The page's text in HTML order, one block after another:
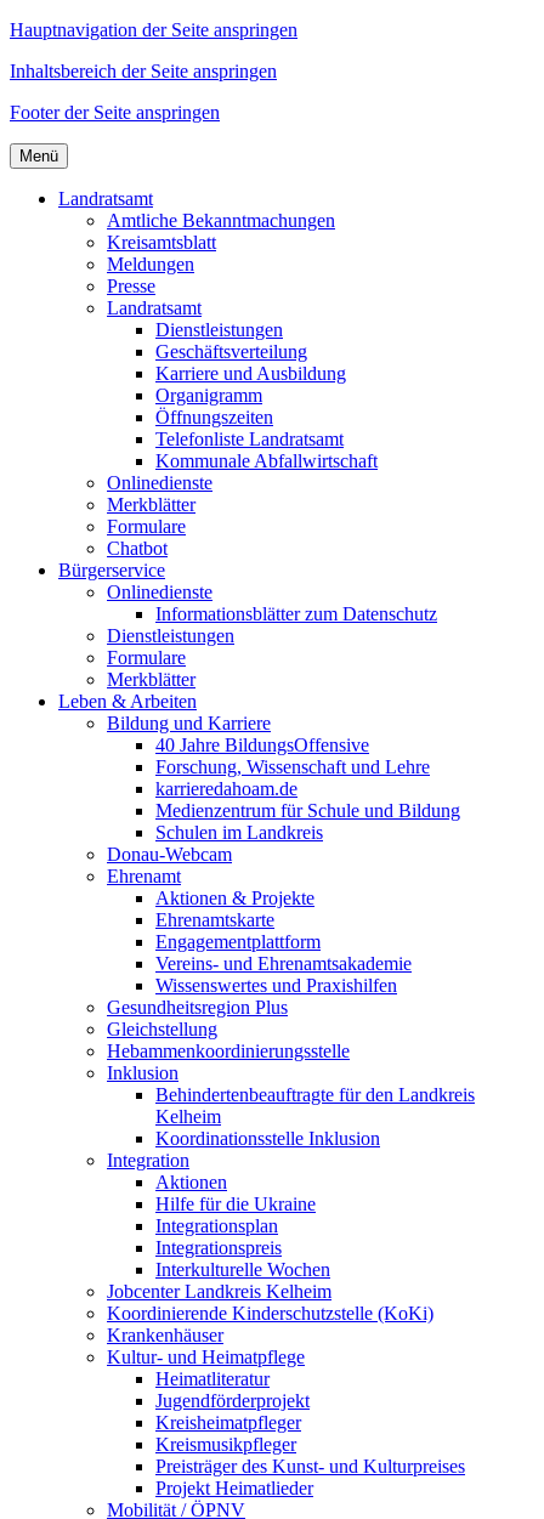
Hauptnavigation der Seite anspringen
Inhaltsbereich der Seite anspringen
Footer der Seite anspringen
Menü
Landratsamt
Amtliche Bekanntmachungen
Kreisamtsblatt
Meldungen
Presse
Landratsamt
Dienstleistungen
Geschäftsverteilung
Karriere und Ausbildung
Organigramm
Öffnungszeiten
Telefonliste Landratsamt
Kommunale Abfallwirtschaft
Onlinedienste
Merkblätter
Formulare
Chatbot
Bürgerservice
Onlinedienste
Informationsblätter zum Datenschutz
Dienstleistungen
Formulare
Merkblätter
Leben & Arbeiten
Bildung und Karriere
40 Jahre BildungsOffensive
Forschung, Wissenschaft und Lehre
karrieredahoam.de
Medienzentrum für Schule und Bildung
Schulen im Landkreis
Donau-Webcam
Ehrenamt
Aktionen & Projekte
Ehrenamtskarte
Engagementplattform
Vereins- und Ehrenamtsakademie
Wissenswertes und Praxishilfen
Gesundheitsregion Plus
Gleichstellung
Hebammenkoordinierungsstelle
Inklusion
Behindertenbeauftragte für den Landkreis
Kelheim
Koordinationsstelle Inklusion
Integration
Aktionen
Hilfe für die Ukraine
Integrationsplan
Integrationspreis
Interkulturelle Wochen
Jobcenter Landkreis Kelheim
Koordinierende Kinderschutzstelle (KoKi)
Krankenhäuser
Kultur- und Heimatpflege
Heimatliteratur
Jugendförderprojekt
Kreisheimatpfleger
Kreismusikpfleger
Preisträger des Kunst- und Kulturpreises
Projekt Heimatlieder
Mobilität / ÖPNV